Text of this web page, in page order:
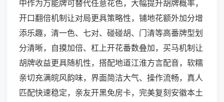
中作为万能牌可替代任意花色，大幅提升胡牌概率，
开口翻倍机制让对局更具策略性，铺地花额外加分增
添乐趣，清一色、七对、碰碰胡、门清等高番牌型划
分清晰，自摸加倍、杠上开花番数叠加，买马机制让
胡牌收益更具随机性，搭配地道江淮方言配音，软糯
亲切充满皖风韵味，界面简洁大气、操作流畅，真人
匹配快速稳定，亲友开黑免房卡，完美复刻安徽本土